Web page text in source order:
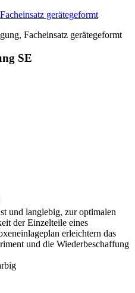
SE
und langlebig, zur optimalen
der Einzelteile eines
erleichtern das
und die Wiederbeschaffung